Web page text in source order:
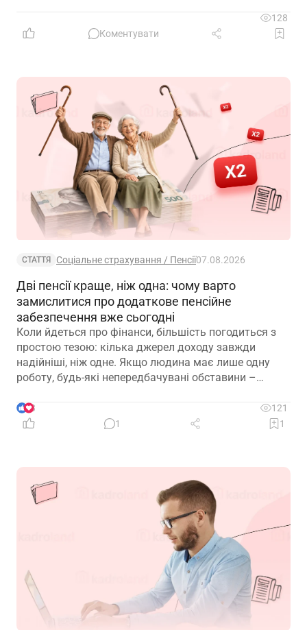
128
Коментувати
СТАТТЯ Соціальне страхування / Пенсії07.08.2026
Дві пенсії краще, ніж одна: чому варто
замислитися про додаткове пенсійне
забезпечення вже сьогодні
Коли йдеться про фінанси, більшість погодиться з
простою тезою: кілька джерел доходу завжди
надійніші, ніж одне. Якщо людина має лише одну
роботу, будь-які непередбачувані обставини –
окремій галузі – можуть миттєво позбавити її
доходу. Саме тому диверсифікація давно
застосовують до пенсійного забезпечення
3
121
1
1